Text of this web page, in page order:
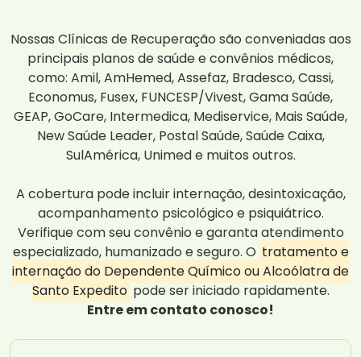
Nossas Clínicas de Recuperação são conveniadas aos
principais planos de saúde e convênios médicos,
como: Amil, AmHemed, Assefaz, Bradesco, Cassi,
Economus, Fusex, FUNCESP/Vivest, Gama Saúde,
GEAP, GoCare, Intermedica, Mediservice, Mais Saúde,
New Saúde Leader, Postal Saúde, Saúde Caixa,
SulAmérica, Unimed e muitos outros.
A cobertura pode incluir internação, desintoxicação,
acompanhamento psicológico e psiquiátrico.
Verifique com seu convênio e garanta atendimento
especializado, humanizado e seguro. O tratamento e
internação do Dependente Químico ou Alcoólatra de
Santo Expedito pode ser iniciado rapidamente.
Entre em contato conosco!